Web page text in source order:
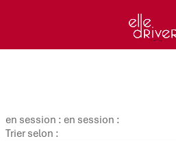
en session : en session :
Trier selon :